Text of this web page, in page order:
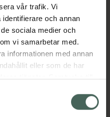
vår trafik. Vi
och annan
sociala medier och
vi samarbetar med.
informationen med annan
eller som de har
tjänster. Samtycke till
samtycke påverkar inte
Dölj